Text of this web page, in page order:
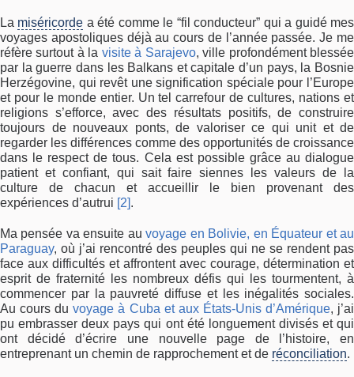
La miséricorde a été comme le “fil conducteur” qui a guidé mes
voyages apostoliques déjà au cours de l’année passée. Je me
réfère surtout à la visite à Sarajevo, ville profondément blessée
par la guerre dans les Balkans et capitale d’un pays, la Bosnie
Herzégovine, qui revêt une signification spéciale pour l’Europe
et pour le monde entier. Un tel carrefour de cultures, nations et
religions s’efforce, avec des résultats positifs, de construire
toujours de nouveaux ponts, de valoriser ce qui unit et de
regarder les différences comme des opportunités de croissance
dans le respect de tous. Cela est possible grâce au dialogue
patient et confiant, qui sait faire siennes les valeurs de la
culture de chacun et accueillir le bien provenant des
expériences d’autrui [2] .
Ma pensée va ensuite auvoyage en Bolivie, en Équateur et au
Paraguay, où j’ai rencontré des peuples qui ne se rendent pas
face aux difficultés et affrontent avec courage, détermination et
esprit de fraternité les nombreux défis qui les tourmentent, à
commencer par la pauvreté diffuse et les inégalités sociales.
Au cours duvoyage à Cuba et aux États-Unis d’Amérique, j’ai
pu embrasser deux pays qui ont été longuement divisés et qui
ont décidé d’écrire une nouvelle page de l’histoire, en
entreprenant un chemin de rapprochement et de réconciliation.